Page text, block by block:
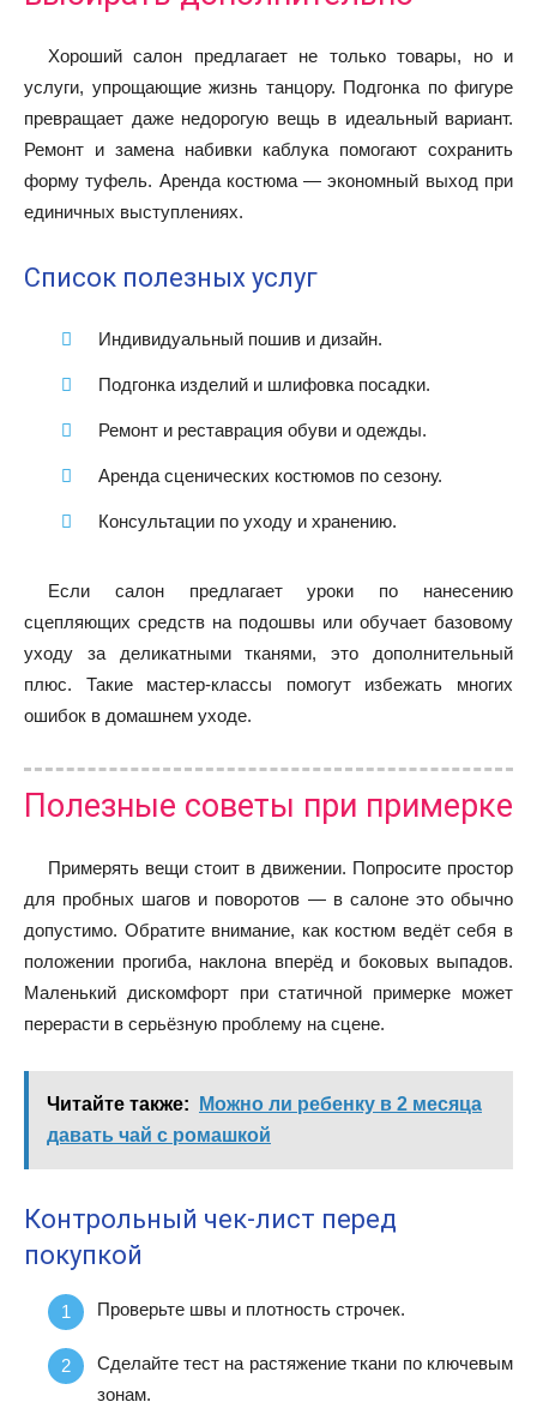
Хороший салон предлагает не только товары, но и
услуги, упрощающие жизнь танцору. Подгонка по фигуре
превращает даже недорогую вещь в идеальный вариант.
Ремонт и замена набивки каблука помогают сохранить
форму туфель. Аренда костюма — экономный выход при
единичных выступлениях.
Список полезных услуг
Индивидуальный пошив и дизайн.
Подгонка изделий и шлифовка посадки.
Ремонт и реставрация обуви и одежды.
Аренда сценических костюмов по сезону.
Консультации по уходу и хранению.
Если салон предлагает уроки по нанесению
сцепляющих средств на подошвы или обучает базовому
уходу за деликатными тканями, это дополнительный
плюс. Такие мастер-классы помогут избежать многих
ошибок в домашнем уходе.
Полезные советы при примерке
Примерять вещи стоит в движении. Попросите простор
для пробных шагов и поворотов — в салоне это обычно
допустимо. Обратите внимание, как костюм ведёт себя в
положении прогиба, наклона вперёд и боковых выпадов.
Маленький дискомфорт при статичной примерке может
перерасти в серьёзную проблему на сцене.
Читайте также:
Можно ли ребенку в 2 месяца
давать чай с ромашкой
Контрольный чек-лист перед
покупкой
Проверьте швы и плотность строчек.
Сделайте тест на растяжение ткани по ключевым
зонам.